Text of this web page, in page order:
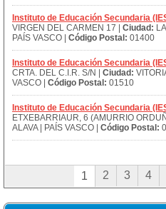
Instituto de Educación Secundaria
VIRGEN DEL CARMEN 17 | Ciudad:
PAÍS VASCO | Código Postal: 01400
Instituto de Educación Secundaria
CRTA. DEL C.I.R. S/N | Ciudad:
VASCO | Código Postal: 01510
Instituto de Educación Secundaria
ETXEBARRIAUR, 6 (AMURRIO
ALAVA | PAÍS VASCO | Código Postal:
1 2 3 4